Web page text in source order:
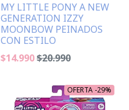
MY LITTLE PONY A NEW
GENERATION IZZY
MOONBOW PEINADOS
CON ESTILO
$14.990$20.990
OFERTA -29%